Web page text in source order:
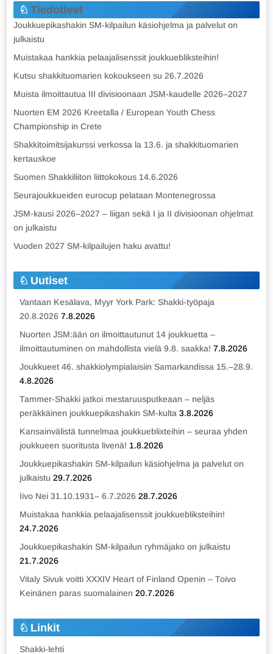
Tiedotteet
Joukkuepikashakin SM-kilpailun käsiohjelma ja palvelut on
julkaistu
Muistakaa hankkia pelaajalisenssit joukkuebliksteihin!
Kutsu shakkituomarien kokoukseen su 26.7.2026
Muista ilmoittautua III divisioonaan JSM-kaudelle 2026–2027
Nuorten EM 2026 Kreetalla / European Youth Chess
Championship in Crete
Shakkitoimitsijakurssi verkossa la 13.6. ja shakkituomarien
kertauskoe
Suomen Shakkiliiton liittokokous 14.6.2026
Seurajoukkueiden eurocup pelataan Montenegrossa
JSM-kausi 2026–2027 – liigan sekä I ja II divisioonan ohjelmat
on julkaistu
Vuoden 2027 SM-kilpailujen haku avattu!
Uutiset
Vantaan Kesälava, Myyr York Park: Shakki-työpaja
20.8.2026 7.8.2026
Nuorten JSM:ään on ilmoittautunut 14 joukkuetta –
ilmoittautuminen on mahdollista vielä 9.8. saakka! 7.8.2026
Joukkueet 46. shakkiolympialaisiin Samarkandissa 15.–28.9.
4.8.2026
Tammer-Shakki jatkoi mestaruusputkeaan – neljäs
peräkkäinen joukkuepikashakin SM-kulta 3.8.2026
Kansainvälistä tunnelmaa joukkueblixteihin – seuraa yhden
joukkueen suoritusta livenä! 1.8.2026
Joukkuepikashakin SM-kilpailun käsiohjelma ja palvelut on
julkaistu 29.7.2026
Iivo Nei 31.10.1931– 6.7.2026 28.7.2026
Muistakaa hankkia pelaajalisenssit joukkuebliksteihin!
24.7.2026
Joukkuepikashakin SM-kilpailun ryhmäjako on julkaistu
21.7.2026
Vitaly Sivuk voitti XXXIV Heart of Finland Openin – Toivo
Keinänen paras suomalainen 20.7.2026
Linkit
Shakki-lehti